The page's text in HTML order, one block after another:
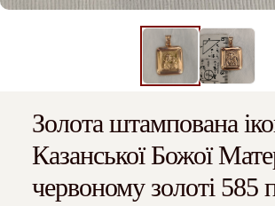
Золота штампована
Казанської Божої
червоному золоті 585